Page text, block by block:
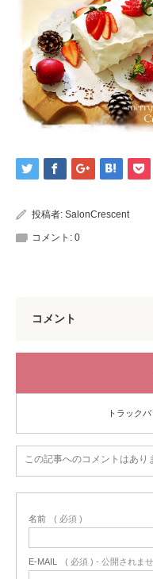
投稿者: SalonCrescent
コメント: 0
コメント
トラック
この記事へのコメントはあり
名前 ( 必須 )
E-MAIL ( 必須 ) - 公開されま